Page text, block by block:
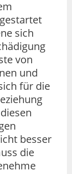
sich
von
und
für die
besser
die